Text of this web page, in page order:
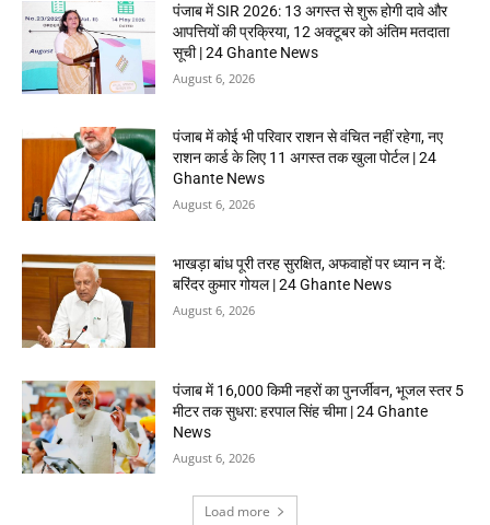
पंजाब में SIR 2026: 13 अगस्त से शुरू होगी दावे और
आपत्तियों की प्रक्रिया, 12 अक्टूबर को अंतिम मतदाता
सूची | 24 Ghante News
August 6, 2026
पंजाब में कोई भी परिवार राशन से वंचित नहीं रहेगा, नए
राशन कार्ड के लिए 11 अगस्त तक खुला पोर्टल | 24
Ghante News
August 6, 2026
भाखड़ा बांध पूरी तरह सुरक्षित, अफवाहों पर ध्यान न दें:
बरिंदर कुमार गोयल | 24 Ghante News
August 6, 2026
पंजाब में 16,000 किमी नहरों का पुनर्जीवन, भूजल स्तर 5
मीटर तक सुधरा: हरपाल सिंह चीमा | 24 Ghante
News
August 6, 2026
Load more